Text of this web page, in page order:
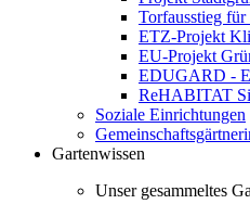
Torfausstieg
ETZ-Projekt
EU-Projekt
EDUGARD -
ReHABITAT
Soziale Einrichtungen
Gartenwissen
Unser gesammeltes